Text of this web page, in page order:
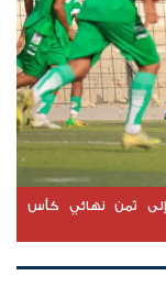
ثمن نهائي كأس